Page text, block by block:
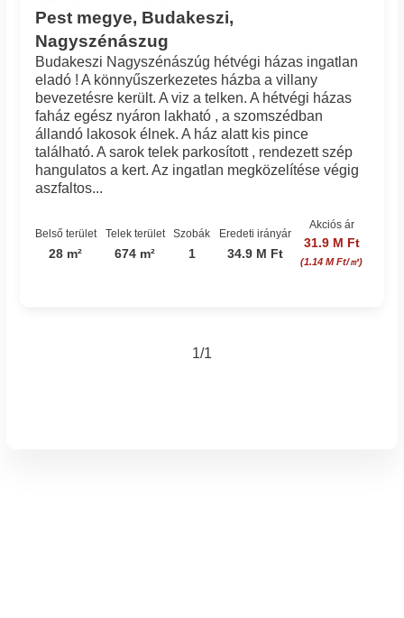
Pest megye, Budakeszi,
Nagyszénászug
Budakeszi Nagyszénászúg hétvégi házas ingatlan
eladó ! A könnyűszerkezetes házba a villany
bevezetésre került. A viz a telken. A hétvégi házas
faház egész nyáron lakható , a szomszédban
állandó lakosok élnek. A ház alatt kis pince
található. A sarok telek parkosított , rendezett szép
hangulatos a kert. Az ingatlan megközelítése végig
aszfaltos...
Belső terület
28 m²
Telek terület
674 m²
Szobák
1
Eredeti irányár
34.9 M Ft
Akciós ár
31.9 M Ft
(1.14 M Ft/㎡)
1/1